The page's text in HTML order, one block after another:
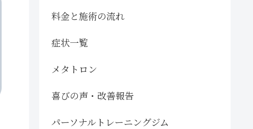
料金と施術の流れ
症状一覧
メタトロン
喜びの声・改善報告
パーソナルトレーニングジム